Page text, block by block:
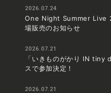
VIDEO
GOODS
FANCLUB
2026.07.24
One Night Summer Live
場販売のお知らせ
2026.07.21
「いきものがかり IN
スで参加決定！
2026.07.21